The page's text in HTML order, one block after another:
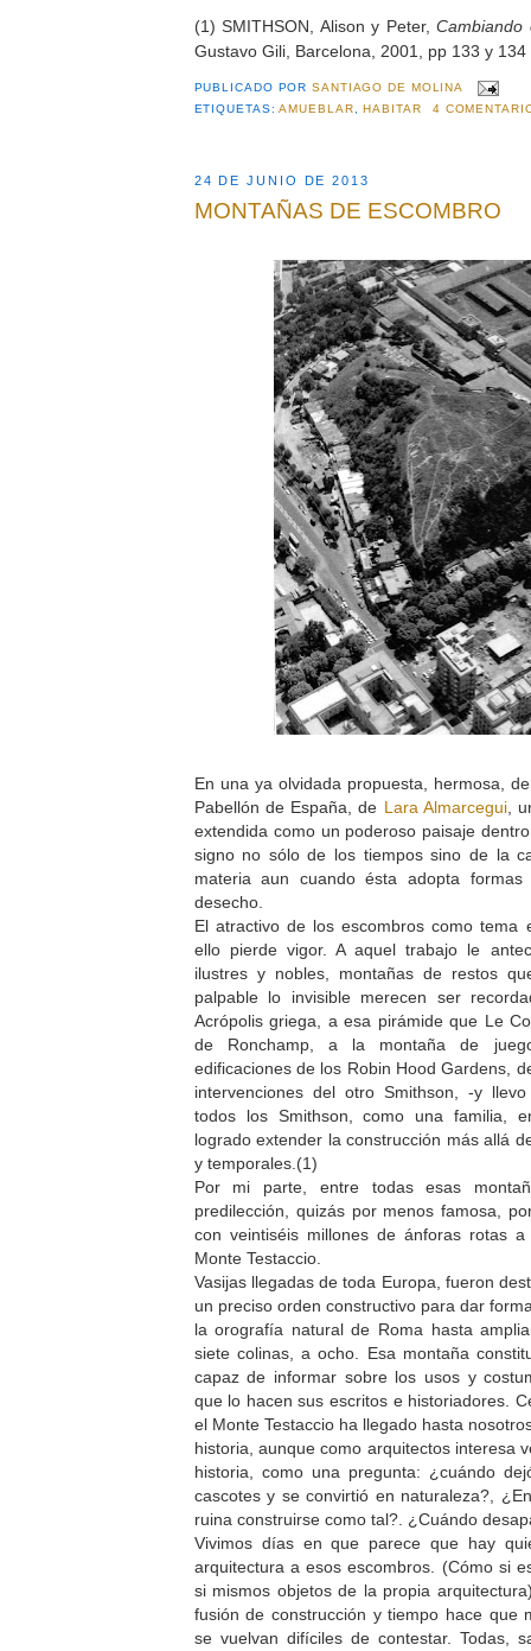
(1) SMITHSON, Alison y Peter,
Gustavo Gili, Barcelona, 2001, pp 133 y 134
PUBLICADO PORSANTIAGO DE MOLINA
ETIQUETAS:AMUEBLAR ,HABITAR 4
24 DE JUNIO DE 2013
MONTAÑAS DE ESCOMBRO
En una ya olvidada propuesta, hermosa,
Pabellón de España, de Lara Almarcegui ,
extendida como un poderoso paisaje
signo no sólo de los tiempos sino de la
materia aun cuando ésta adopta
desecho.
El atractivo de los escombros como tema
ello pierde vigor. A aquel trabajo le
ilustres y nobles, montañas de restos
palpable lo invisible merecen ser
Acrópolis griega, a esa pirámide que Le
de Ronchamp, a la montaña de
edificaciones de los Robin Hood Gardens,
intervenciones del otro Smithson, -y
todos los Smithson, como una familia,
logrado extender la construcción más allá
y temporales.(1)
Por mi parte, entre todas esas
predilección, quizás por menos famosa,
con veintiséis millones de ánforas rotas
Monte Testaccio.
Vasijas llegadas de toda Europa, fueron
un preciso orden constructivo para dar
la orografía natural de Roma hasta
siete colinas, a ocho. Esa montaña
capaz de informar sobre los usos y
que lo hacen sus escritos e historiadores.
el Monte Testaccio ha llegado hasta
historia, aunque como arquitectos interesa
historia, como una pregunta: ¿cuándo
cascotes y se convirtió en naturaleza?,
ruina construirse como tal?. ¿Cuándo
Vivimos días en que parece que hay
arquitectura a esos escombros. (Cómo si
si mismos objetos de la propia
fusión de construcción y tiempo hace que
se vuelvan difíciles de contestar. Todas,